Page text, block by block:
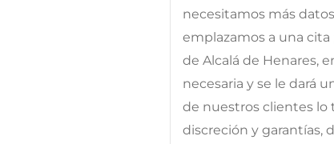
necesitamos más
emplazamos a una
de Alcalá de Henares,
necesaria y se le dará
de nuestros clientes lo
discreción y garantías,